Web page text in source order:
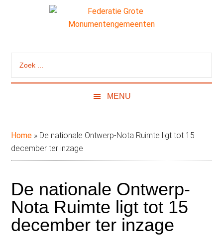
Grote
de
Federatie
Monumentengemeenten
MENU
Home » De nationale Ontwerp-Nota Ruimte ligt tot 15
december ter inzage
De nationale Ontwerp-
Nota Ruimte ligt tot 15
december ter inzage